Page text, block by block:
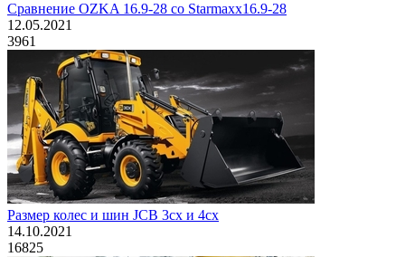
Сравнение OZKA 16.9-28 со Starmaxx16.9-28
12.05.2021
3961
Размер колес и шин JCB 3cx и 4cx
14.10.2021
16825